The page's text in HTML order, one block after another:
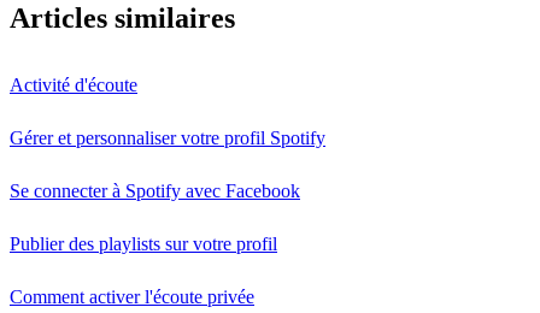
Articles similaires
Activité d'écoute
Gérer et personnaliser votre profil Spotify
Se connecter à Spotify avec Facebook
Publier des playlists sur votre profil
Comment activer l'écoute privée